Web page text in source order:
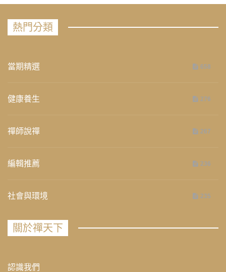
熱門分類
當期精選 658
健康養生 276
禪師說禪 267
編輯推薦 236
社會與環境 235
關於禪天下
認識我們